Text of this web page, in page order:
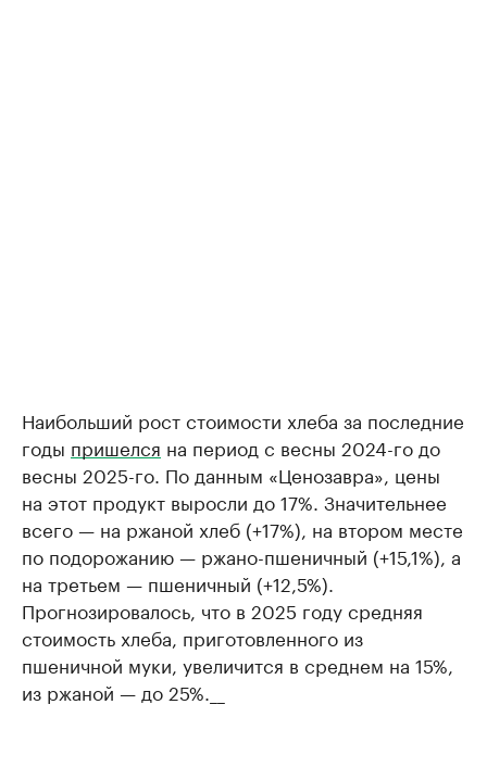
Наибольший рост стоимости хлеба за последние
годы пришелся на период с весны 2024-го до
весны 2025-го. По данным «Ценозавра», цены
на этот продукт выросли до 17%. Значительнее
всего — на ржаной хлеб (+17%), на втором месте
по подорожанию — ржано-пшеничный (+15,1%), а
на третьем — пшеничный (+12,5%).
Прогнозировалось, что в 2025 году средняя
стоимость хлеба, приготовленного из
пшеничной муки, увеличится в среднем на 15%,
из ржаной — до 25%.